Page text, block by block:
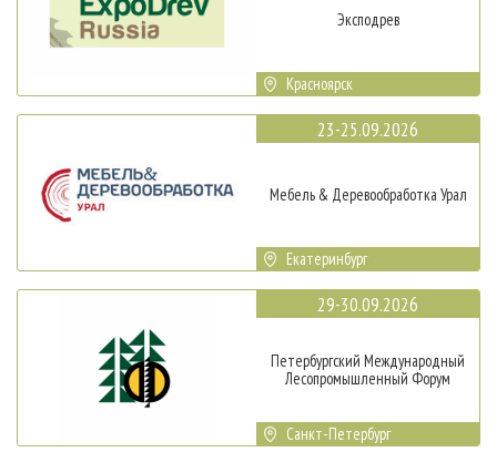
Эксподрев
Красноярск
23-25.09.2026
Мебель & Деревообработка Урал
Екатеринбург
29-30.09.2026
Петербургский Международный
Лесопромышленный Форум
Санкт-Петербург